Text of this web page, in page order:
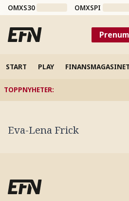
OMXS30 OMXSPI
START PLAY FINANSMAGASINET
TOPPNYHETER:
Eva-Lena Frick